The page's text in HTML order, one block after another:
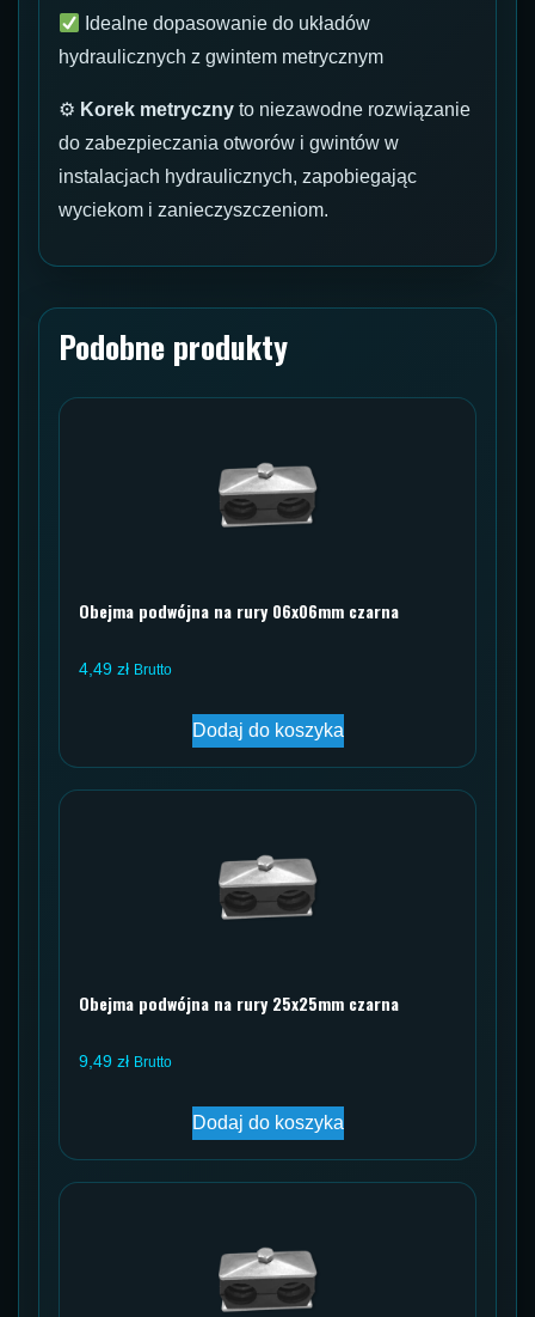
Idealne dopasowanie do układów
hydraulicznych z gwintem metrycznym
⚙ Korek metryczny to niezawodne rozwiązanie
do zabezpieczania otworów i gwintów w
instalacjach hydraulicznych, zapobiegając
wyciekom i zanieczyszczeniom.
Podobne produkty
Obejma podwójna na rury 06x06mm czarna
4,49 zł Brutto
Dodaj do koszyka
Obejma podwójna na rury 25x25mm czarna
9,49 zł Brutto
Dodaj do koszyka